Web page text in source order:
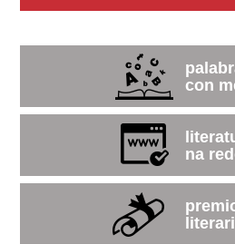
con
na